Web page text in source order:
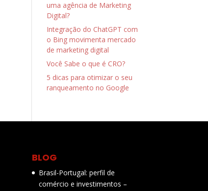
uma agência de Marketing
Digital?
Integração do ChatGPT com
o Bing movimenta mercado
de marketing digital
Você Sabe o que é CRO?
5 dicas para otimizar o seu
ranqueamento no Google
BLOG
Brasil-Portugal: perfil de
comércio e investimentos –